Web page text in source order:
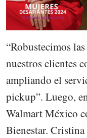
“Robustecimos
nuestros clientes
ampliando el
pickup”. Luego,
Walmart México
Bienestar.